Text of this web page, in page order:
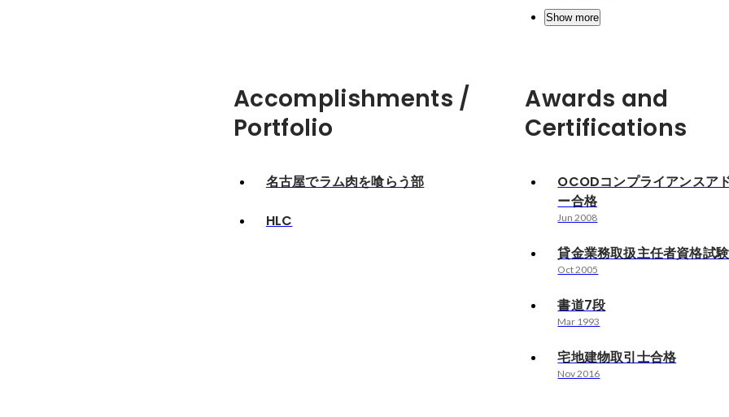
Show more
Accomplishments /
Portfolio
名古屋でラム肉を喰らう部
HLC
Awards and
Certifications
OCODコンプライアンスア
ー合格
Jun 2008
貸金業務取扱主任者資格試
Oct 2005
書道7段
Mar 1993
宅地建物取引士合格
Nov 2016